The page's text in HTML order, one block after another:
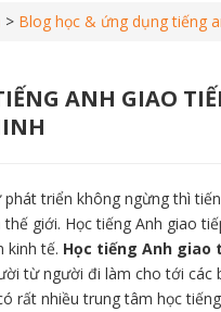
> Blog học & ứng dụng tiếng
ANH GIAO
phát triển không ngừng thì
giới. Học tiếng Anh giao
kinh tế. Học tiếng Anh giao
từ người đi làm cho tới các
rất nhiều trung tâm học